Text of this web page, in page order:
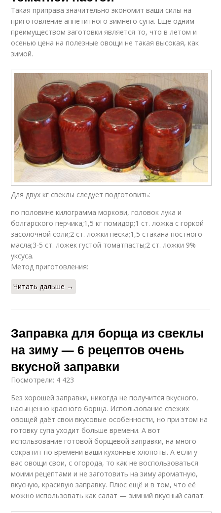
Такая приправа значительно экономит ваши силы на
приготовление аппетитного зимнего супа. Еще одним
преимуществом заготовки является то, что в летом и
осенью цена на полезные овощи не такая высокая, как
зимой.
Для двух кг свеклы следует подготовить:
по половине килограмма моркови, головок лука и
болгарского перчика;1,5 кг помидор;1 ст. ложка с горкой
засолочной соли;2 ст. ложки песка;1,5 стакана постного
масла;3-5 ст. ложек густой томатпасты;2 ст. ложки 9%
уксуса.
Метод приготовления:
Читать дальше →
Заправка для борща из свеклы
на зиму — 6 рецептов очень
вкусной заправки
Посмотрели: 4 423
Без хорошей заправки, никогда не получится вкусного,
насыщенно красного борща. Использование свежих
овощей даёт свои вкусовые особенности, но при этом на
готовку супа уходит больше времени. А вот
использование готовой борщевой заправки, на много
сократит по времени ваши кухонные хлопоты. А если у
вас овощи свои, с огорода, то как не воспользоваться
моими рецептами и не заготовить на зиму ароматную,
вкусную, красивую заправку. Плюс ещё и в том, что её
можно использовать как салат — зимний вкусный салат.